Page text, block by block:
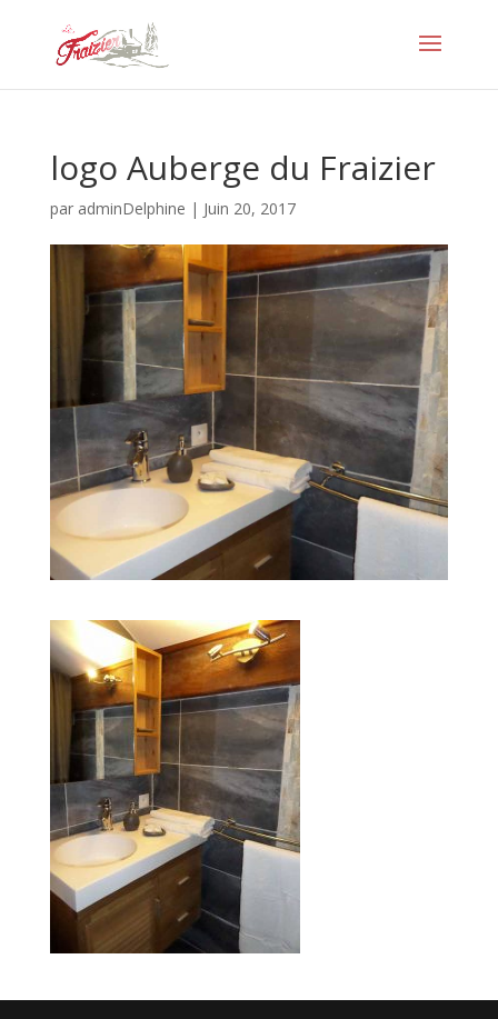
logo Auberge du Fraizier
par adminDelphine | Juin 20, 2017